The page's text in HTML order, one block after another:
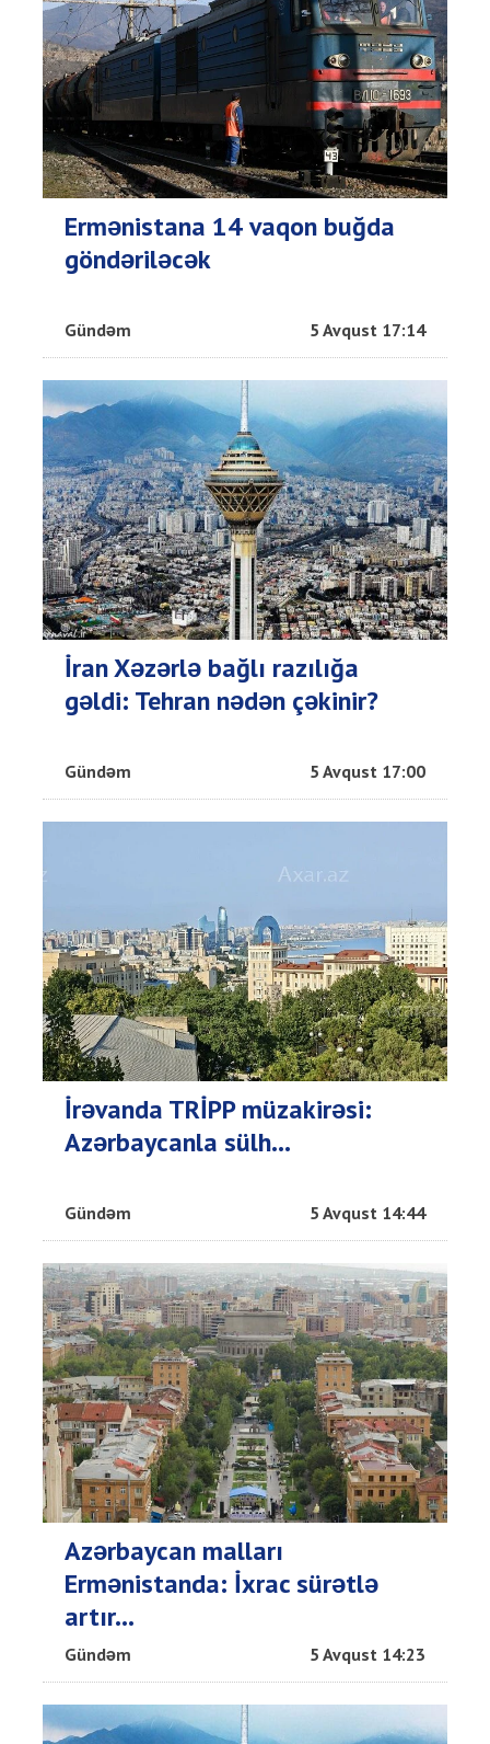
Ermənistana 14 vaqon buğda
göndəriləcək
Gündəm 5 Avqust 17:14
İran Xəzərlə bağlı razılığa
gəldi: Tehran nədən çəkinir?
Gündəm 5 Avqust 17:00
İrəvanda TRİPP müzakirəsi:
Azərbaycanla sülh...
Gündəm 5 Avqust 14:44
Azərbaycan malları
Ermənistanda: İxrac sürətlə
artır...
Gündəm 5 Avqust 14:23